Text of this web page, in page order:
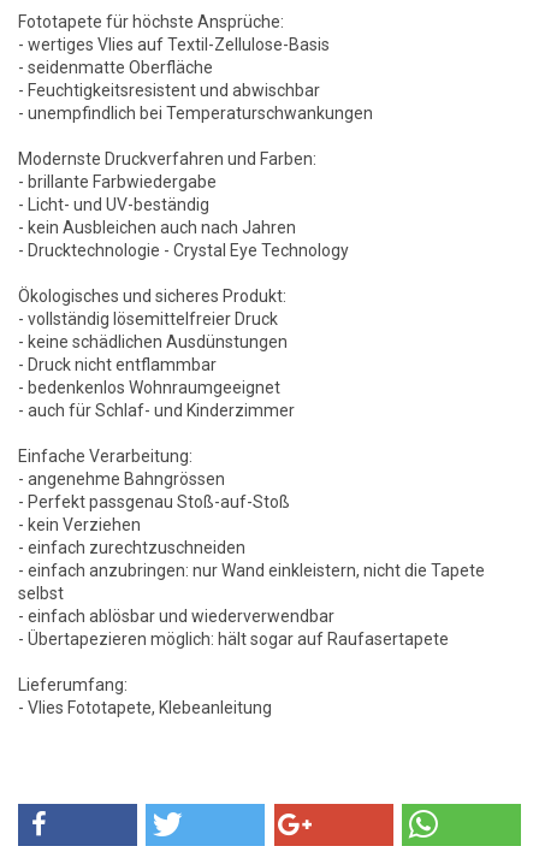
Fototapete für höchste Ansprüche:
- wertiges Vlies auf Textil-Zellulose-Basis
- seidenmatte Oberfläche
- Feuchtigkeitsresistent und abwischbar
- unempfindlich bei Temperaturschwankungen
Modernste Druckverfahren und Farben:
- brillante Farbwiedergabe
- Licht- und UV-beständig
- kein Ausbleichen auch nach Jahren
- Drucktechnologie - Crystal Eye Technology
Ökologisches und sicheres Produkt:
- vollständig lösemittelfreier Druck
- keine schädlichen Ausdünstungen
- Druck nicht entflammbar
- bedenkenlos Wohnraumgeeignet
- auch für Schlaf- und Kinderzimmer
Einfache Verarbeitung:
- angenehme Bahngrössen
- Perfekt passgenau Stoß-auf-Stoß
- kein Verziehen
- einfach zurechtzuschneiden
- einfach anzubringen: nur Wand einkleistern, nicht die Tapete
selbst
- einfach ablösbar und wiederverwendbar
- Übertapezieren möglich: hält sogar auf Raufasertapete
Lieferumfang:
- Vlies Fototapete, Klebeanleitung